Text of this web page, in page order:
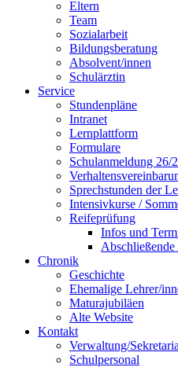
Eltern
Team
Sozialarbeit
Bildungsberatung
Absolvent/innen
Schulärztin
Service
Stundenpläne
Intranet
Lernplattform
Formulare
Schulanmeldung 26/
Sprechstunden der
Intensivkurse /
Reifeprüfung
Infos und
Chronik
Geschichte
Ehemalige Lehrer/
Maturajubiläen
Alte Website
Kontakt
Verwaltung/
Schulpersonal